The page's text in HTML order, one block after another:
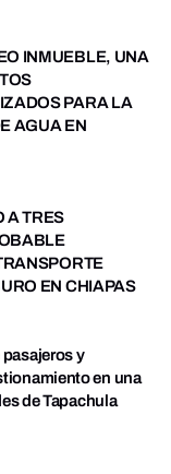
INMUEBLE, UNA
PARA LA
AGUA EN
A TRES
EN CHIAPAS
y
en una
de Tapachula